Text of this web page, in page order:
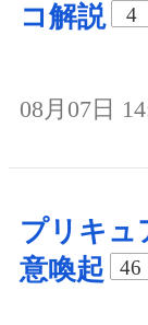
コ解説
4
08月07日
プリキュ
意喚起
46